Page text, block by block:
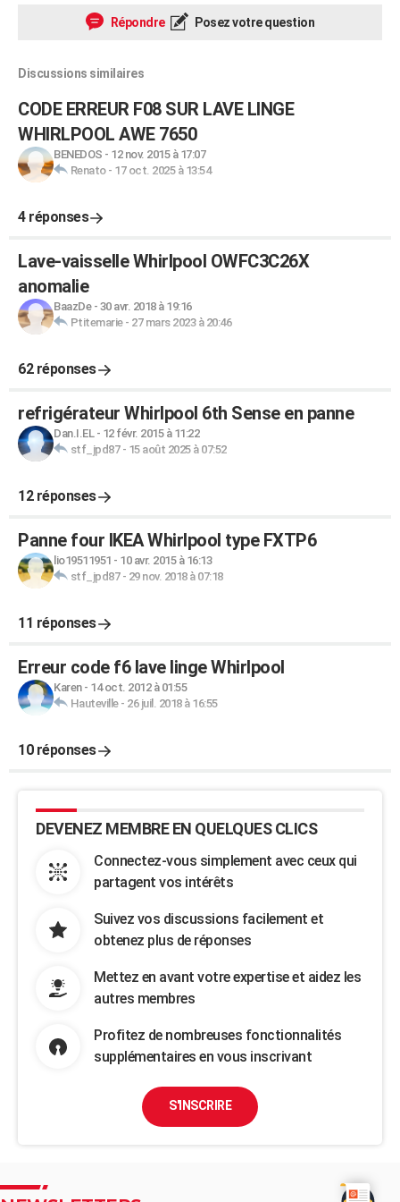
Répondre Posez votre question
Discussions similaires
CODE ERREUR F08 SUR LAVE LINGE
WHIRLPOOL AWE 7650
BENEDOS - 12 nov. 2015 à 17:07
Renato- 17 oct. 2025 à 13:54
4 réponses
Lave-vaisselle Whirlpool OWFC3C26X
anomalie
BaazDe- 30 avr. 2018 à 19:16
Ptitemarie- 27 mars 2023 à 20:46
62 réponses
refrigérateur Whirlpool 6th Sense en panne
Dan.I.EL- 12 févr. 2015 à 11:22
stf_jpd87- 15 août 2025 à 07:52
12 réponses
Panne four IKEA Whirlpool type FXTP6
lio19511951 - 10 avr. 2015 à 16:13
stf_jpd87- 29 nov. 2018 à 07:18
11 réponses
Erreur code f6 lave linge Whirlpool
Karen- 14 oct. 2012 à 01:55
Hauteville- 26 juil. 2018 à 16:55
10 réponses
DEVENEZ MEMBRE EN QUELQUES CLICS
Connectez-vous simplement avec ceux qui
partagent vos intérêts
Suivez vos discussions facilement et
obtenez plus de réponses
Mettez en avant votre expertise et aidez les
autres membres
Profitez de nombreuses fonctionnalités
supplémentaires en vous inscrivant
S'INSCRIRE